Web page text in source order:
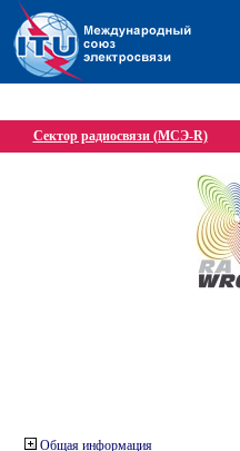
Сектор радиосвязи (МСЭ-R)
Общая информация